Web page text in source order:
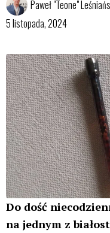
Paweł "Teone"
5 listopada, 2024
Do dość
na jednym z